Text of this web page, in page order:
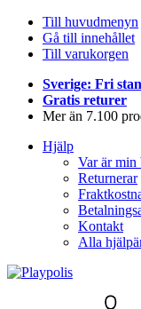
Till huvudmenyn
Gå till innehållet
Till varukorgen
Sverige: Fri
Gratis returer
Mer än 7.100
Hjälp
Var är min
Returnerar
Kontakt
Alla